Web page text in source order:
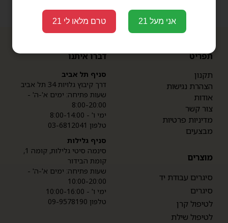
דברו איתנו
סניף תל אביב
דרך קיבוץ גלויות 34 תל אביב
שעות פתיחה: ימים א'-ה' -
8:00-20:00
ימי ו' - 8:00-14:00
טלפון 03-6812041
סניף גלילות
סינמה סיטי גלילות, קומה 1,
קומת הבידור
שעות פתיחה: ימים א'-ה' -
10:00-20:00
ימי ו' - 10:00-16:00
טלפון 09-9578190
תפריט
תקנון
הצהרת נגישות
אודות
צור קשר
מדיניות פרטיות
מבצעים
מוצרים
סיגרים עבודת יד
סיגרים
לטיפול קרן
לטיפול שילת
אני מעל 21 טרם מלאו לי 21